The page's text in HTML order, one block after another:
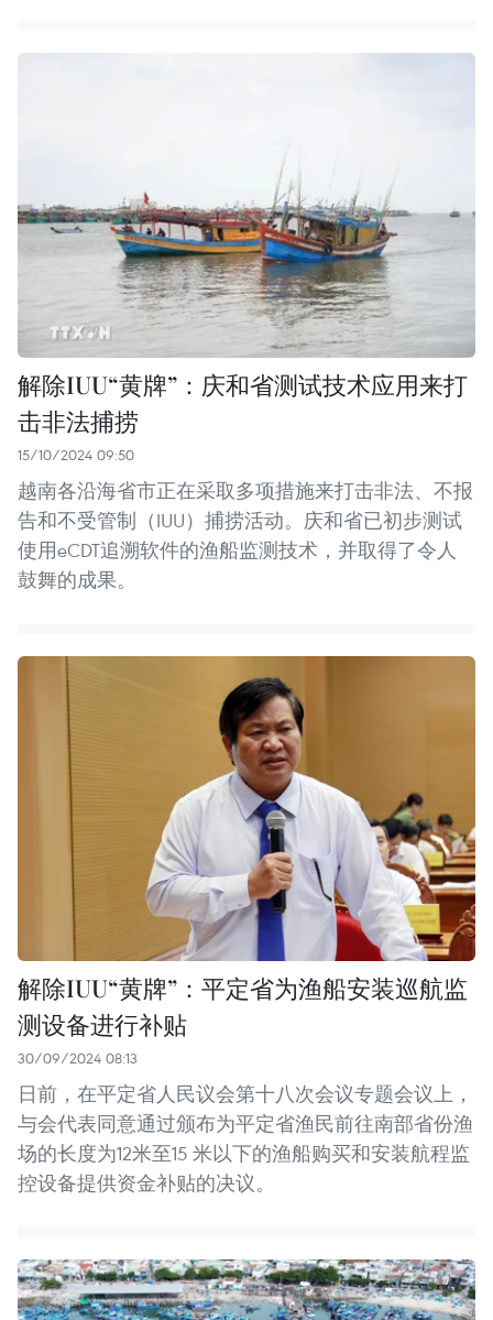
解除IUU“黄牌”：庆和省测试技术应用来打
击非法捕捞
15/10/2024 09:50
越南各沿海省市正在采取多项措施来打击非法、不报
告和不受管制（IUU）捕捞活动。庆和省已初步测试
使用eCDT追溯软件的渔船监测技术，并取得了令人
鼓舞的成果。
解除IUU“黄牌”：平定省为渔船安装巡航监
测设备进行补贴
30/09/2024 08:13
日前，在平定省人民议会第十八次会议专题会议上，
与会代表同意通过颁布为平定省渔民前往南部省份渔
场的长度为12米至15 米以下的渔船购买和安装航程监
控设备提供资金补贴的决议。